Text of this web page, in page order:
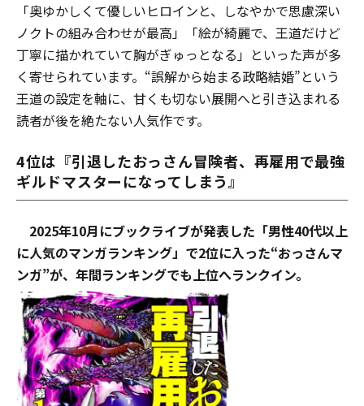
「奥ゆかしくて優しいヒロインと、しなやかで思慮深い
ノクトの組み合わせが最高」「絵が綺麗で、王道だけど
丁寧に描かれていて胸がぎゅっとなる」といった声が多
く寄せられています。“誤解から始まる政略結婚”という
王道の設定を軸に、甘くも切ない展開へと引き込まれる
読者が後を絶たない人気作です。
4位は『引退したおっさん冒険者、再雇用で最強
ギルドマスターになってしまう』
2025年10月にブックライブが発表した「男性40代以上
に人気のマンガランキング」で2位に入った“おっさんマ
ンガ”が、年間ランキングでも上位へランクイン。